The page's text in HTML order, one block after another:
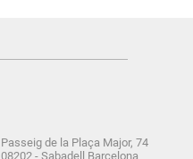
Passeig de la Plaça Major, 74
08202 - Sabadell Barcelona